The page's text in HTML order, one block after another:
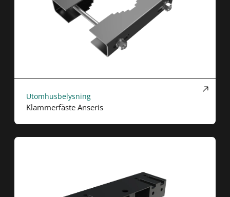
Utomhusbelysning
Klammerfäste Anseris